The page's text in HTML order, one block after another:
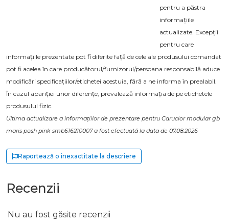
pentru a păstra
informațiile
actualizate. Excepții
pentru care
informațiile prezentate pot fi diferite față de cele ale produsului comandat
pot fi acelea în care producătorul/furnizorul/persoana responsabilă aduce
modificări specificațiilor/etichetei acestuia, fără a ne informa în prealabil.
În cazul apariției unor diferențe, prevalează informația de pe etichetele
produsului fizic.
Ultima actualizare a informațiilor de prezentare pentru Carucior modular gb
maris posh pink smb616210007 a fost efectuată la data de 07.08.2026
Raportează o inexactitate la descriere
Recenzii
Nu au fost găsite recenzii